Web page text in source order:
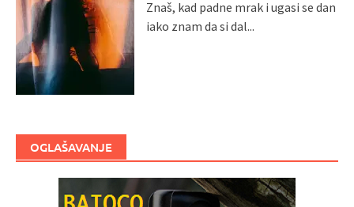
Znaš, kad padne mrak i ugasi se dan
iako znam da si dal...
OGLAŠAVANJE